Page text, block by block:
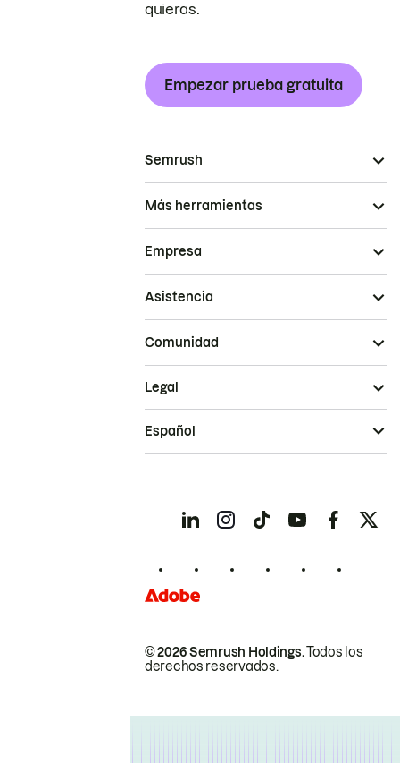
quieras.
Empezar prueba gratuita
Semrush
Más herramientas
Empresa
Asistencia
Comunidad
© 2026 Semrush Holdings.Todos los
derechos reservados.
Legal
Español